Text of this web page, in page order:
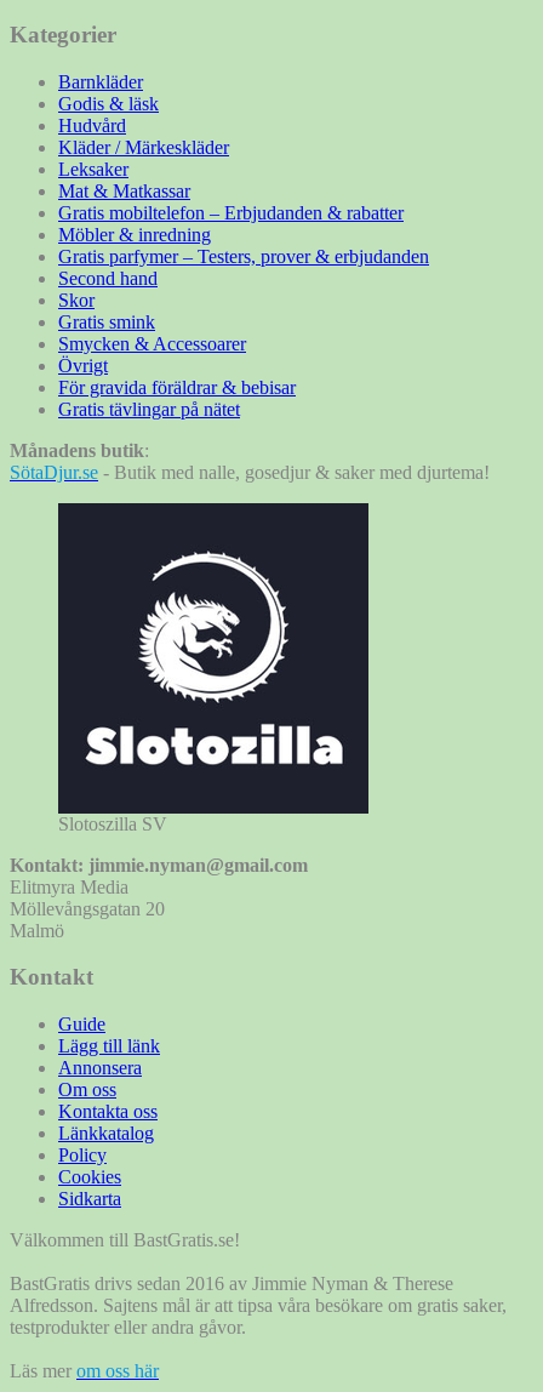
Kategorier
Barnkläder
Godis & läsk
Hudvård
Kläder / Märkeskläder
Leksaker
Mat & Matkassar
Gratis mobiltelefon – Erbjudanden & rabatter
Möbler & inredning
Gratis parfymer – Testers, prover & erbjudanden
Second hand
Skor
Gratis smink
Smycken & Accessoarer
Övrigt
För gravida föräldrar & bebisar
Gratis tävlingar på nätet
Månadens butik:
SötaDjur.se - Butik med nalle, gosedjur & saker med djurtema!
Slotoszilla SV
Kontakt: jimmie.nyman@gmail.com
Elitmyra Media
Möllevångsgatan 20
Malmö
Kontakt
Guide
Lägg till länk
Annonsera
Om oss
Kontakta oss
Länkkatalog
Policy
Cookies
Sidkarta
Välkommen till BastGratis.se!
BastGratis drivs sedan 2016 av Jimmie Nyman & Therese
Alfredsson. Sajtens mål är att tipsa våra besökare om gratis saker,
testprodukter eller andra gåvor.
Läs mer om oss här